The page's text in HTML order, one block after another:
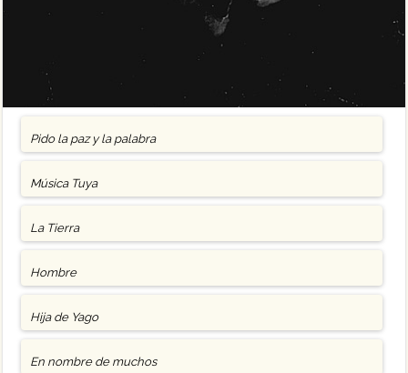
Pido la paz y la palabra
Música Tuya
La Tierra
Hombre
Hija de Yago
En nombre de muchos